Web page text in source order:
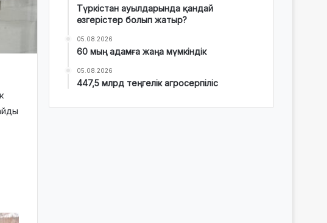
Түркістан ауылдарында қандай
өзгерістер болып жатыр?
05.08.2026
60 мың адамға жаңа мүмкіндік
05.08.2026
447,5 млрд теңгелік агросерпіліс